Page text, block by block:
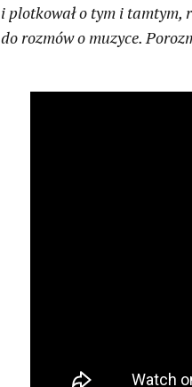
i plotkował o tym i tamtym,
do rozmów o muzyce.